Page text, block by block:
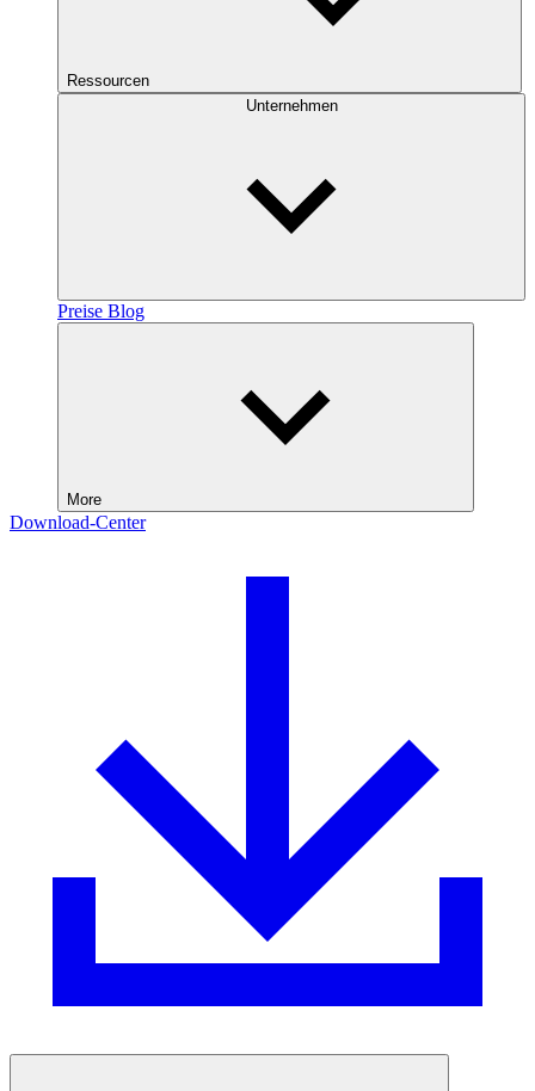
Ressourcen
Unternehmen
Preise Blog
More
Download-Center